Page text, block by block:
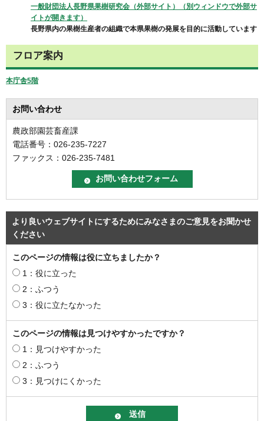
一般財団法人長野県果樹研究会（外部サイト）（別ウィンドウで外部サ
イトが開きます）
長野県内の果樹生産者の組織で本県果樹の発展を目的に活動しています
フロア案内
本庁舎5階
お問い合わせ
農政部園芸畜産課
電話番号：026-235-7227
ファックス：026-235-7481
より良いウェブサイトにするためにみなさまのご意見をお聞かせ
ください
このページの情報は役に立ちましたか？
1：役に立った
2：ふつう
3：役に立たなかった
このページの情報は見つけやすかったですか？
1：見つけやすかった
2：ふつう
3：見つけにくかった